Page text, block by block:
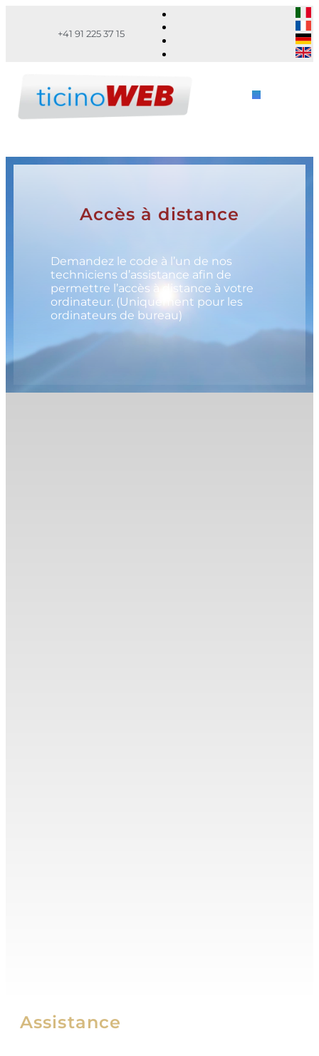
+41 91 225 37 15
Accès à distance
Demandez le code à l’un de nos
techniciens d’assistance afin de
permettre l’accès à distance à votre
ordinateur. (Uniquement pour les
ordinateurs de bureau)
Assistance